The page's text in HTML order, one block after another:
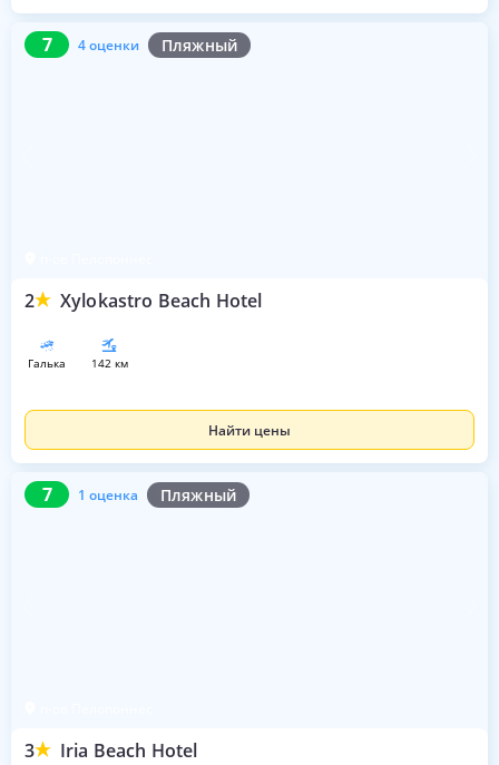
7 4 оценки Пляжный
2 Xylokastro Beach Hotel
7 4 оценки
галька 142 км
Найти цены
7 1 оценка Пляжный
3 Iria Beach Hotel
7 1 оценка